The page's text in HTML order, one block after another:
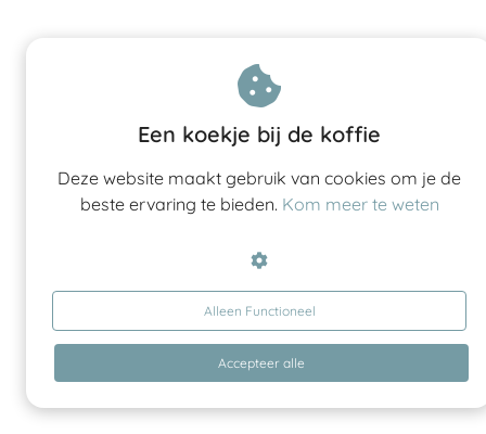
Een koekje bij de koffie
Deze website maakt gebruik van cookies om je de
beste ervaring te bieden. Kom meer te weten
Alleen Functioneel
Accepteer alle